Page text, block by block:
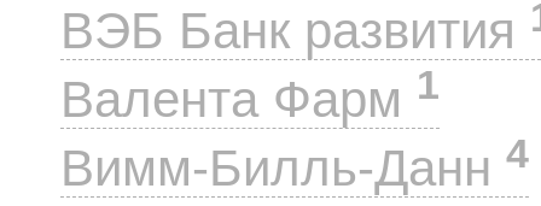
ВЭБ Банк развития
Валента Фарм 1
Вимм-Билль-Данн 4